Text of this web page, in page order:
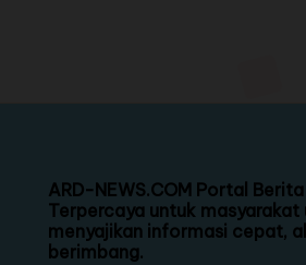
ARD-NEWS.COM Portal
Terpercaya untuk masyarakat
menyajikan informasi cepat,
berimbang.